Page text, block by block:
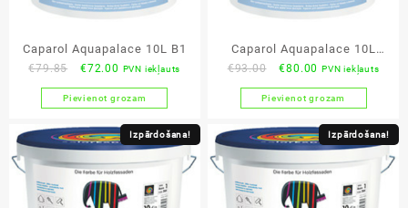
Caparol Aquapalace 10L B1
€79.85
Original
price
was:
€79.85.
€72.00 Current
price
is:
€72.00.
PVN iekļauts
Pievienot grozam
Caparol Aquapalace 10L
brūna
€93.00
Original
price
was:
€93.00.
€80.00 Current
price
is:
€80.00.
PVN iekļauts
Pievienot grozam
Izpārdošana! Izpārdošana!